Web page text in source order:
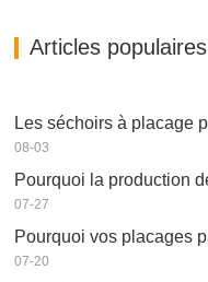
Articles populaires
08-03
07-27
07-20